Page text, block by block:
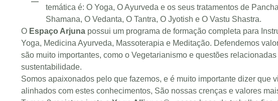
temática é: O Yoga, O Ayurveda e os seus tratamentos de
Shamana, O Vedanta, O Tantra, O Jyotish e O Vastu Shastra.
O Espaço Arjuna possui um programa de formação completa para
Yoga, Medicina Ayurveda, Massoterapia e Meditação. Defendemos
são muito importantes, como o Vegetarianismo e questões relacionadas
sustentabilidade.
Somos apaixonados pelo que fazemos, e é muito importante dizer que
alinhados com estes conhecimentos, São nossas crenças e valores